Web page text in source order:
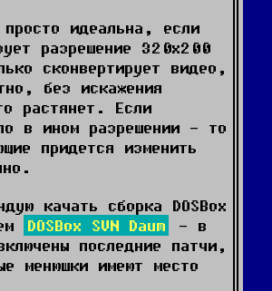
идеальна, если
разрешение 320x200
сконвертирует видео,
без искажения
растянет. Если
в ином разрешении - то
придется изменить
качать сборка DOSBox
DOSBox SVN Daum
- в
последние патчи,
менюшки имеют место